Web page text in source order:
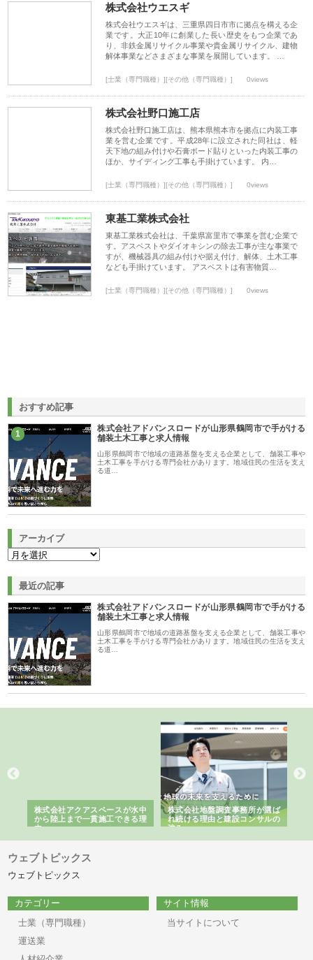
株式会社ウエスギ
株式会社ウエスギは、三重県四日市市に拠点を構える企
業です。大正10年に創業した長い歴史をもつ企業であ
り、非鉄金属リサイクル事業や貴金属リサイクル、建物
解体事業などさまざまな事業を展開しています。 …
[士業（専門職種）][その他（専門職種）] 0views
株式会社野口施工店
株式会社野口施工店は、熊本県熊本市を拠点に内装工事
業を営む企業です。平成28年に設立された同社は、軽
天下地の組み付けや石膏ボード貼りといった内装工事の
ほか、サイディング工事も手掛けています。 内…
[士業（専門職種）][その他（専門職種）] 0views
東基工業株式会社
東基工業株式会社は、千葉県富里市で事業を営む企業で
す。アスベストやダイオキシンの除去工事が主な事業で
すが、機械器具の組み付けや据え付け、解体、土木工事
なども手掛けています。 アスベストは有害物質…
[士業（専門職種）][その他（専門職種）] 0views
おすすめ記事
1
株式会社アドバンスロードが山形県鶴岡市で手がける
舗装土木工事と求人情報
山形県鶴岡市で地域の道路基盤を支える企業として、舗装工事や
土木工事を手がける専門会社があります。地域住民の生活を支え
る道…
アーカイブ
最近の記事
株式会社アドバンスロードが山形県鶴岡市で手がける
舗装土木工事と求人情報
山形県鶴岡市で地域の道路基盤を支える企業として、舗装工事や
土木工事を手がける専門会社があります。地域住民の生活を支え
る道…
株式会社アクアスペースが水中
から陸上まで一貫施工できる理
由
株式会社地盤調査事務所が選ば
れ続ける理由と建設コンサルの
強み
ウェブトピックス
ウェブトピックス
カテゴリー
士業（専門職種）
運送業
サイト情報
当サイトについて